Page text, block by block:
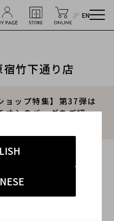
JP EN
竹下通り店
ョップ特集】第37弾は
オシのバッグをご紹